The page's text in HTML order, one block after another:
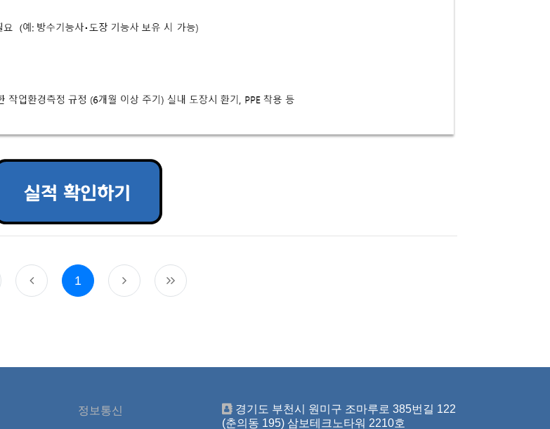
1
정보통신
경기도 부천시 원미구 조마루로 385번길 122
(춘의동 195) 삼보테크노타워 2210호